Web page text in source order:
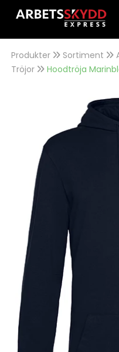
Produkter
Kampanjer
Se alla
Guider
Köpvillkor
Storleksguide
Jobba hos oss
Logga in
Svenska
Produkter Sortiment
Tröjor
Hoodtröja